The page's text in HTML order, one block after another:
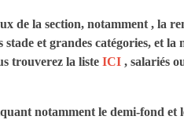
de la section, notamment , la
et grandes catégories, et
trouverez la liste ICI , salariés
notamment le demi-fond et